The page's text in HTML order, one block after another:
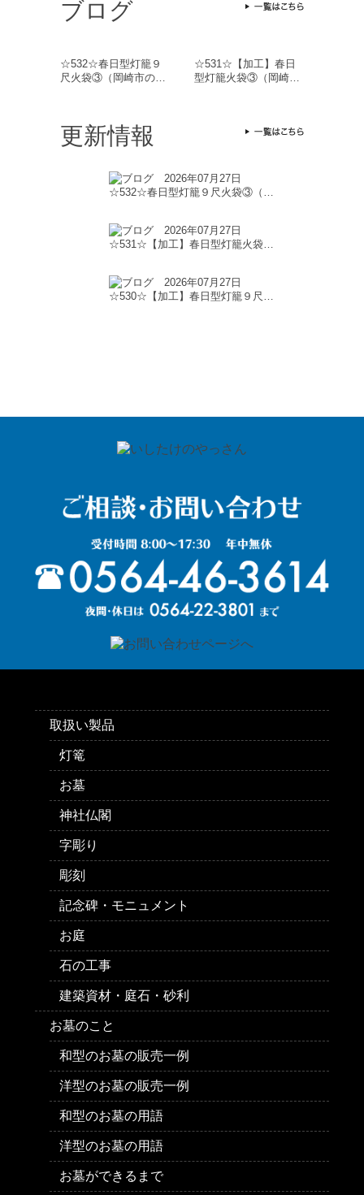
ブログ
☆532☆春日型灯籠９
尺火袋③（岡崎市の…
☆531☆【加工】春日
型灯籠火袋③（岡崎…
更新情報
2026年07月27日
☆532☆春日型灯籠９尺火袋③（…
2026年07月27日
☆531☆【加工】春日型灯籠火袋…
2026年07月27日
☆530☆【加工】春日型灯籠９尺…
取扱い製品
灯篭
お墓
神社仏閣
字彫り
彫刻
記念碑・モニュメント
お庭
石の工事
建築資材・庭石・砂利
お墓のこと
和型のお墓の販売一例
洋型のお墓の販売一例
和型のお墓の用語
洋型のお墓の用語
お墓ができるまで